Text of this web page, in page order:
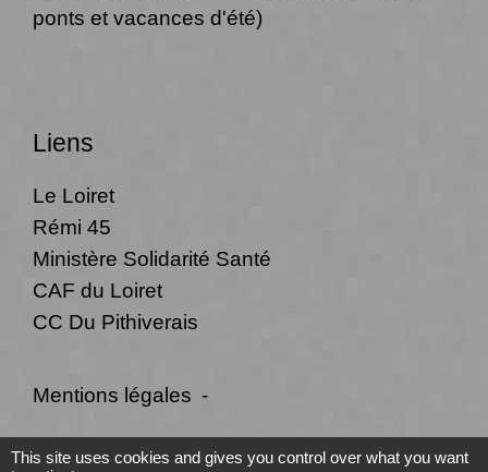
ponts et vacances d'été)
Liens
Le Loiret
Rémi 45
Ministère Solidarité Santé
CAF du Loiret
CC Du Pithiverais
Mentions légales -
Politique de confidentialité - Accessibilité -
This site uses cookies and gives you control over what you want